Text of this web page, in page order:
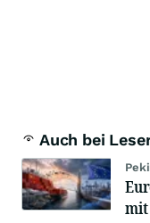
Auch bei
mit